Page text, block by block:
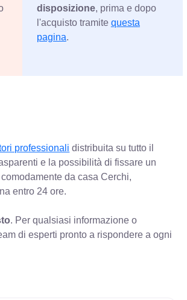
disposizione, prima e dopo
l'acquisto tramite questa
pagina.
professionali distribuita su tutto il
e la possibilità di fissare un
da casa Cerchi,
entro 24 ore.
. Per qualsiasi informazione o
di esperti pronto a rispondere a ogni